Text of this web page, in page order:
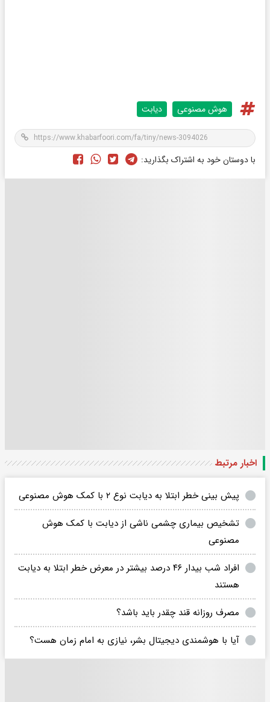
هوش مصنوعی دیابت
با دوستان خود به اشتراک بگذارید:
اخبار مرتبط
پیش‌ بینی خطر ابتلا به دیابت نوع ۲ با کمک هوش مصنوعی
تشخیص بیماری چشمی ناشی از دیابت با کمک هوش
مصنوعی
افراد شب‌ بیدار ۴۶ درصد بیشتر در معرض خطر ابتلا به دیابت
هستند
مصرف روزانه قند چقدر باید باشد؟
آیا با هوشمندی دیجیتال بشر، نیازی به امام زمان هست؟